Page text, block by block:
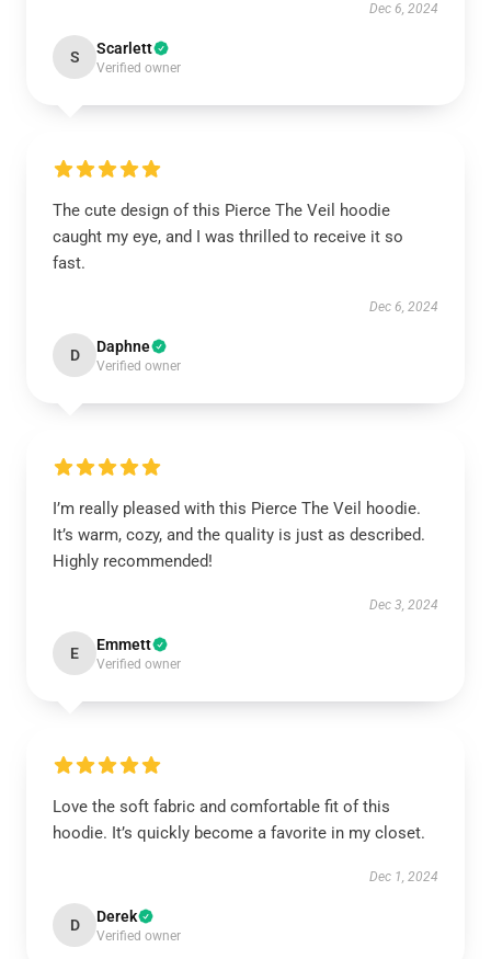
Dec 6, 2024
S Scarlett
Verified owner
The cute design of this Pierce The Veil hoodie
caught my eye, and I was thrilled to receive it so
fast.
Dec 6, 2024
D Daphne
Verified owner
I’m really pleased with this Pierce The Veil hoodie.
It’s warm, cozy, and the quality is just as described.
Highly recommended!
Dec 3, 2024
E Emmett
Verified owner
Love the soft fabric and comfortable fit of this
hoodie. It’s quickly become a favorite in my closet.
Dec 1, 2024
D Derek
Verified owner